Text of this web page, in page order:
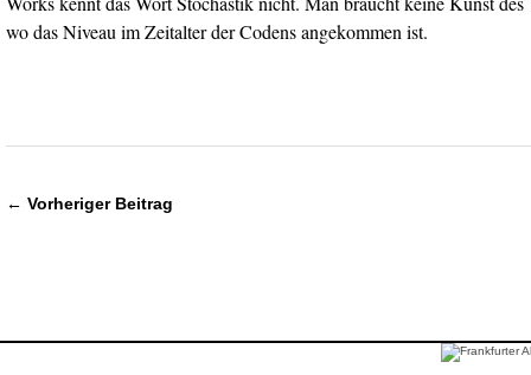
wo das Niveau im Zeitalter der Codens angekommen ist.
← Vorheriger Beitrag